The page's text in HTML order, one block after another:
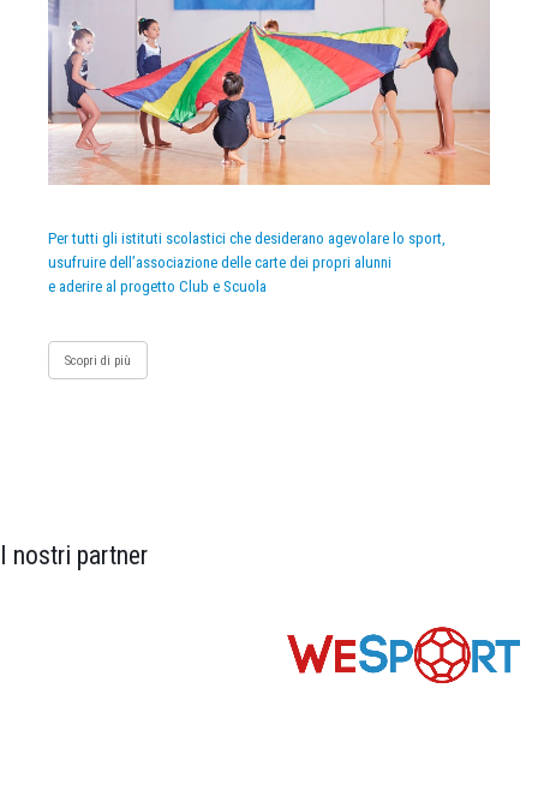
Per tutti gli istituti scolastici che desiderano agevolare lo sport,
usufruire dell’associazione delle carte dei propri alunni
e aderire al progetto Club e Scuola
Scopri di più
I nostri partner